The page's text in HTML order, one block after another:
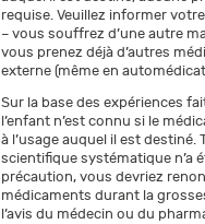
requise. Veuillez informer
– vous souffrez d’une autre
vous prenez déjà d’autres
externe (même en
Sur la base des expériences
l’enfant n’est connu si le
à l’usage auquel il est
scientifique systématique n’a
précaution, vous devriez
médicaments durant la
l’avis du médecin ou du